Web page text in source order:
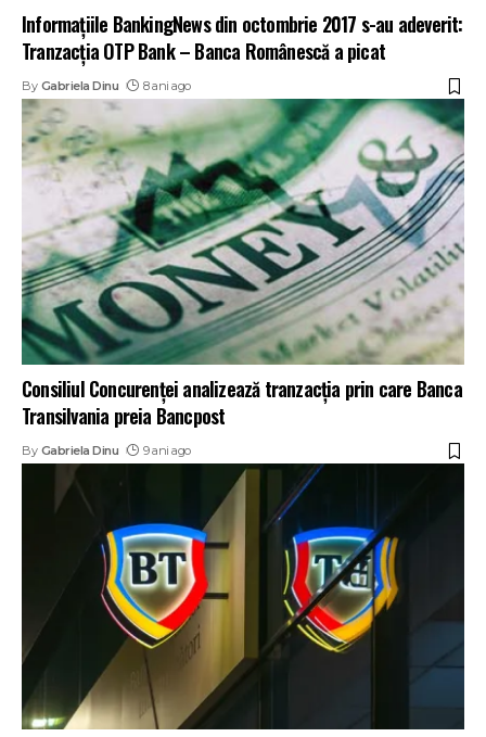
Informaţiile BankingNews din octombrie 2017 s-au adeverit:
Tranzacţia OTP Bank – Banca Românescă a picat
By Gabriela Dinu 8 ani ago
Consiliul Concurenţei analizează tranzacţia prin care Banca
Transilvania preia Bancpost
By Gabriela Dinu 9 ani ago